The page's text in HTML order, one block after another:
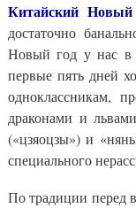
Китайский Новый
достаточно
Новый год у нас в
первые пять дней
одноклассникам,
драконами и
(«цзяоцзы») и
специального
По традиции перед